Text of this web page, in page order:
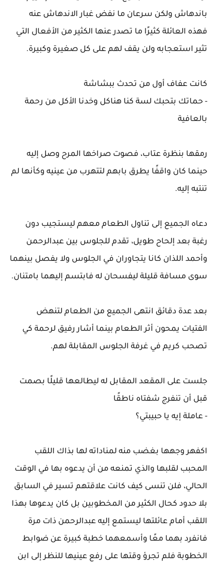
باندهاش ولكن سرعان ما نفض غبار الاندهاش عنه
فهذه العائلة كثيرًا ما تصدر عنها الكثير من الأفعال التي
تثير استعجابه ولن يقف لهم على كل صغيرة وكبيرة.
كانت عفاف أول من تحدث ببشاشة
- حماتك بتحبك لسة كنا هناكل وخدنا الأكل من رحمة
بالعافية
رمقها بنظرة عتاب، فصوت صراخها المرح وصل إليه
حينما كان واقفًا يطرق بابهم لتتهرب من عينيه وكأنها لم
تنتبه إليه.
دعاه الجميع إلى تناول الطعام معهم ليستجيب دون
رغبة بعد إلحاح طويل، تقدم للجلوس بين عبدالرحمن
وأحمد اللذان كانا يتجاوران في الجلوس ولا يفصل بينهما
سوى مسافة قليلة ليفسحان له فابتسم إليهما بامتنان.
بعد عدة دقائق انتهى الجميع من الطعام لتنهض
الفتيات يمحون أثر الطعام بينما أشار رفيق لرحمة كي
تصحب كريم في غرفة الجلوس المقابلة لهم.
جلست على المقعد المقابل له ليطالعها قليلًا بصمت
قبل أن تنفرج شفتاه ناطقًا
- عاملة إيه يا حبيبتي؟
اكفهر وجهها بغضب منه لمناداته لها بذاك اللقب
المحبب لقلبها والذي تمنعه من أن يدعوه بها في الوقت
الحالي، فلن تنسى كيف كانت علاقتهم تسير في السابق
بلا حدود كحال الكثير من المخطوبين بل كان يدعوها بهذا
اللقب أمام عائلتها ليستمع إليه عبدالرحمن ذات مرة
فانفرد بهما معًا وأسمعهما خطبة كبيرة عن ضوابط
الخطوبة فلم تجرؤ وقتها على رفع عينيها للنظر إلى ابن